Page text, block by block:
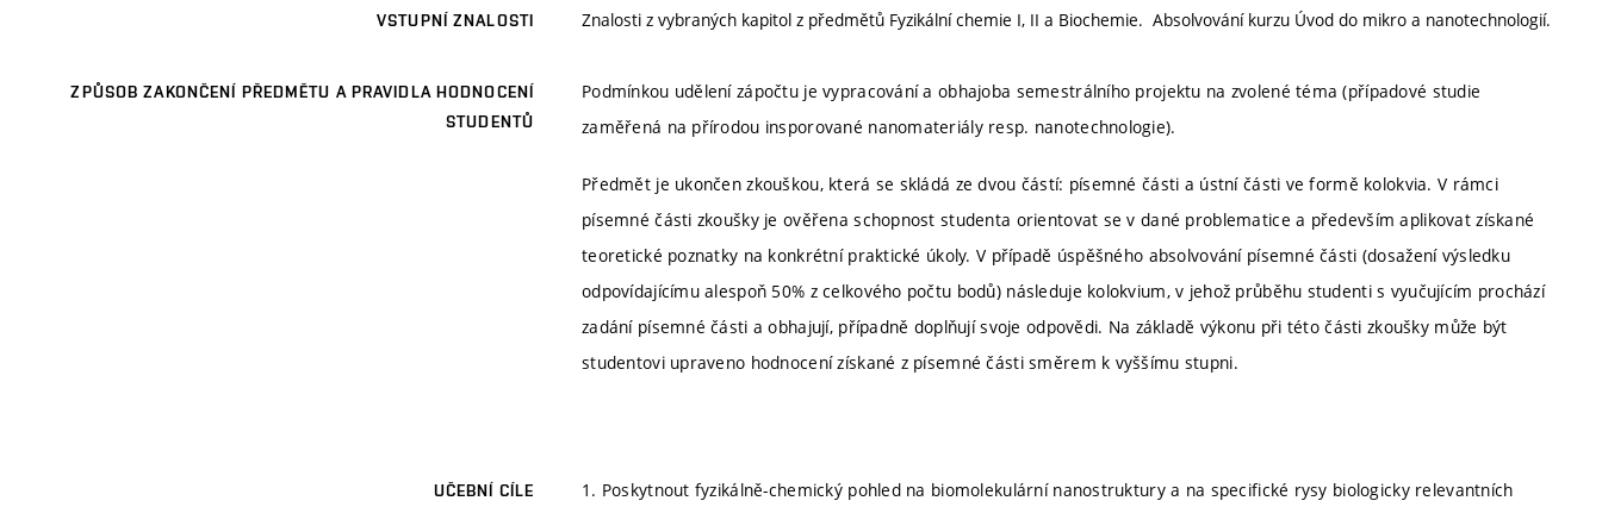
VSTUPNÍ ZNALOSTI Znalosti z vybraných kapitol z předmětů Fyzikální chemie I, II a Biochemie. Absolvování kurzu Úvod do mikro a nanotechnologií.
ZPŮSOB ZAKONČENÍ PŘEDMĚTU A PRAVIDLA HODNOCENÍ
STUDENTŮ
Podmínkou udělení zápočtu je vypracování a obhajoba semestrálního projektu na zvolené téma (případové studie
zaměřená na přírodou insporované nanomateriály resp. nanotechnologie).
Předmět je ukončen zkouškou, která se skládá ze dvou částí: písemné části a ústní části ve formě kolokvia. V rámci
písemné části zkoušky je ověřena schopnost studenta orientovat se v dané problematice a především aplikovat získané
teoretické poznatky na konkrétní praktické úkoly. V případě úspěšného absolvování písemné části (dosažení výsledku
odpovídajícímu alespoň 50% z celkového počtu bodů) následuje kolokvium, v jehož průběhu studenti s vyučujícím prochází
zadání písemné části a obhajují, případně doplňují svoje odpovědi. Na základě výkonu při této části zkoušky může být
studentovi upraveno hodnocení získané z písemné části směrem k vyššímu stupni.
UČEBNÍ CÍLE
1. Poskytnout fyzikálně-chemický pohled na biomolekulární nanostruktury a na specifické rysy biologicky relevantních